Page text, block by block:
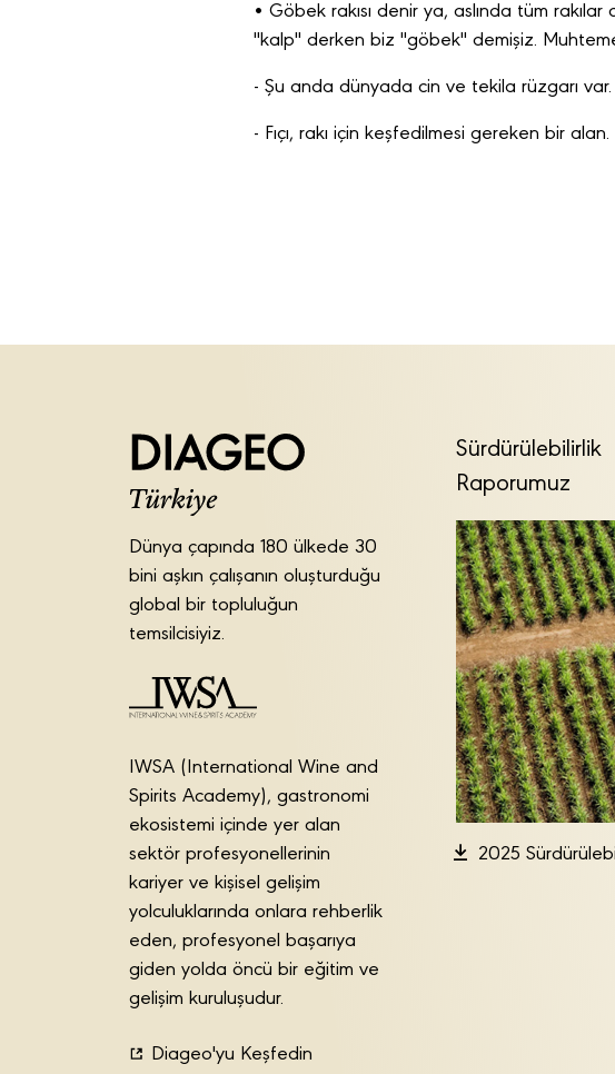
• Göbek rakısı denir ya, aslında tüm rakılar
"kalp" derken biz "göbek" demişiz.
- Şu anda dünyada cin ve tekila rüzgarı
- Fıçı, rakı için keşfedilmesi gereken bir alan.
Dünya çapında 180 ülkede 30
bini aşkın çalışanın oluşturduğu
global bir topluluğun
temsilcisiyiz.
IWSA (International Wine and
Spirits Academy), gastronomi
ekosistemi içinde yer alan
sektör profesyonellerinin
kariyer ve kişisel gelişim
yolculuklarında onlara rehberlik
eden, profesyonel başarıya
giden yolda öncü bir eğitim ve
gelişim kuruluşudur.
Diageo'yu Keşfedin
Sürdürülebilirlik
Raporumuz
2025